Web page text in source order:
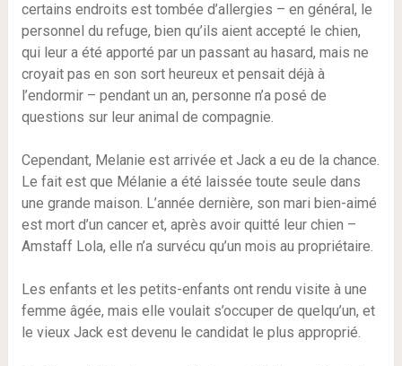
certains endroits est tombée d’allergies – en général, le
personnel du refuge, bien qu’ils aient accepté le chien,
qui leur a été apporté par un passant au hasard, mais ne
croyait pas en son sort heureux et pensait déjà à
l’endormir – pendant un an, personne n’a posé de
questions sur leur animal de compagnie.
Cependant, Melanie est arrivée et Jack a eu de la chance.
Le fait est que Mélanie a été laissée toute seule dans
une grande maison. L’année dernière, son mari bien-aimé
est mort d’un cancer et, après avoir quitté leur chien –
Amstaff Lola, elle n’a survécu qu’un mois au propriétaire.
Les enfants et les petits-enfants ont rendu visite à une
femme âgée, mais elle voulait s’occuper de quelqu’un, et
le vieux Jack est devenu le candidat le plus approprié.